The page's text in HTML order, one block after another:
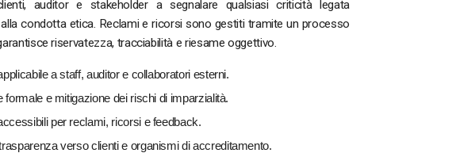
auditor e stakeholder a segnalare qualsiasi criticità legata
alla condotta etica. Reclami e ricorsi sono gestiti tramite un processo
riservatezza, tracciabilità e riesame oggettivo.
a staff, auditor e collaboratori esterni.
formale e mitigazione dei rischi di imparzialità.
per reclami, ricorsi e feedback.
verso clienti e organismi di accreditamento.